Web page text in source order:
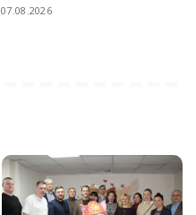
07.08.2026